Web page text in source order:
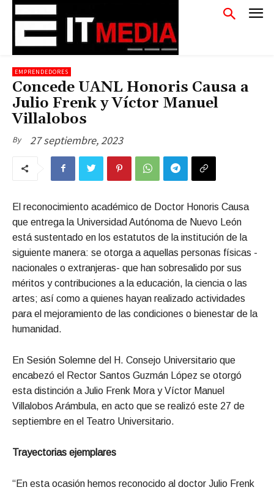
EMPRENDEDORES
Concede UANL Honoris Causa a
Julio Frenk y Víctor Manuel
Villalobos
By 27 septiembre, 2023
El reconocimiento académico de Doctor Honoris Causa
que entrega la Universidad Autónoma de Nuevo León
está sustentado en los estatutos de la institución de la
siguiente manera: se otorga a aquellas personas físicas -
nacionales o extranjeras- que han sobresalido por sus
méritos y contribuciones a la educación, la ciencia o las
artes; así como a quienes hayan realizado actividades
para el mejoramiento de las condiciones o bienestar de la
humanidad.
En Sesión Solemne del H. Consejo Universitario que
encabezó el Rector Santos Guzmán López se otorgó
esta distinción a Julio Frenk Mora y Víctor Manuel
Villalobos Arámbula, en acto que se realizó este 27 de
septiembre en el Teatro Universitario.
Trayectorias ejemplares
“En esta ocasión hemos reconocido al doctor Julio Frenk